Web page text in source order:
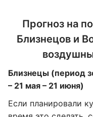
Прогноз на
Близнецов и
Близнецы (период
– 21 мая – 21 июня)
Если планировали